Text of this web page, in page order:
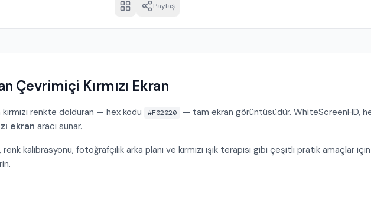
Paylaş
Çevrimiçi Kırmızı Ekran
renkte dolduran — hex kodu #F02020
— tam ekran görüntüsüdür. WhiteScreenHD,
ekran aracı sunar.
kalibrasyonu, fotoğrafçılık arka planı ve kırmızı ışık terapisi gibi çeşitli pratik amaçlar için